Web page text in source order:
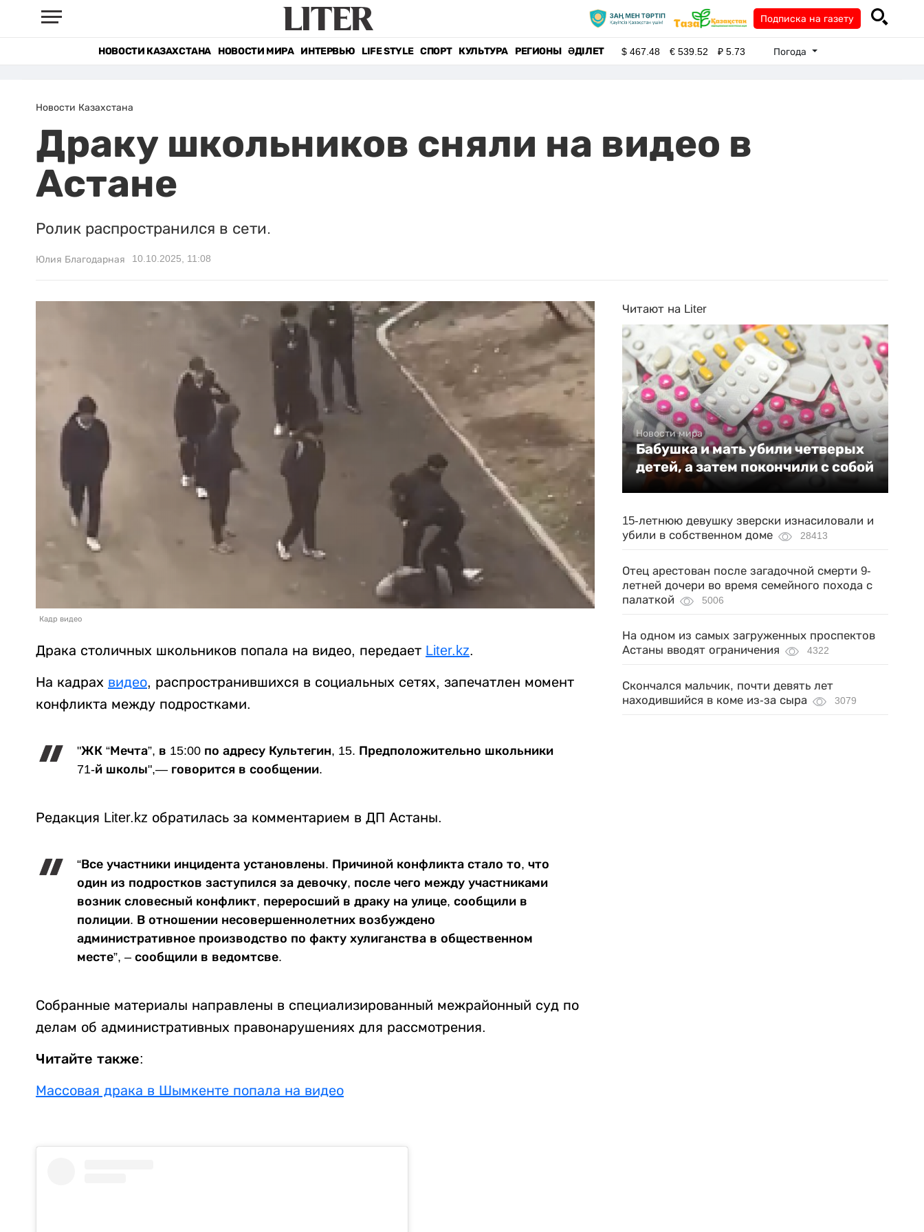
Подписка на газету
НОВОСТИ КАЗАХСТАНА НОВОСТИ МИРА ИНТЕРВЬЮ LIFE STYLE СПОРТ КУЛЬТУРА РЕГИОНЫ ӘДІЛЕТ $467.48 €539.52 ₽5.73 Погода
Новости Казахстана
Драку школьников сняли на видео в
Астане
Ролик распространился в сети.
Юлия Благодарная 10.10.2025, 11:08
Кадр видео
Драка столичных школьников попала на видео, передает Liter.kz.
На кадрах видео, распространившихся в социальных сетях, запечатлен момент
конфликта между подростками.
"ЖК “Мечта”, в 15:00 по адресу Культегин, 15. Предположительно школьники
71-й школы",— говорится в сообщении.
Редакция Liter.kz обратилась за комментарием в ДП Астаны.
“Все участники инцидента установлены. Причиной конфликта стало то, что
один из подростков заступился за девочку, после чего между участниками
возник словесный конфликт, переросший в драку на улице, сообщили в
полиции. В отношении несовершеннолетних возбуждено
административное производство по факту хулиганства в общественном
месте”, – сообщили в ведомтсве.
Собранные материалы направлены в специализированный межрайонный суд по
делам об административных правонарушениях для рассмотрения.
Читайте также:
Массовая драка в Шымкенте попала на видео
Читают на Liter
Новости мира
Бабушка и мать убили четверых
детей, а затем покончили с собой
15-летнюю девушку зверски изнасиловали и
убили в собственном доме
28413
Отец арестован после загадочной смерти 9-
летней дочери во время семейного похода с
палаткой
5006
На одном из самых загруженных проспектов
Астаны вводят ограничения
4322
Скончался мальчик, почти девять лет
находившийся в коме из-за сыра
3079